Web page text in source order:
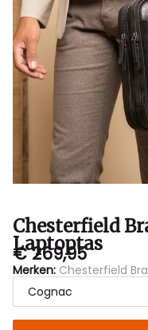
Chesterfield
Laptoptas
€ 269,95
Merken: Chesterfield